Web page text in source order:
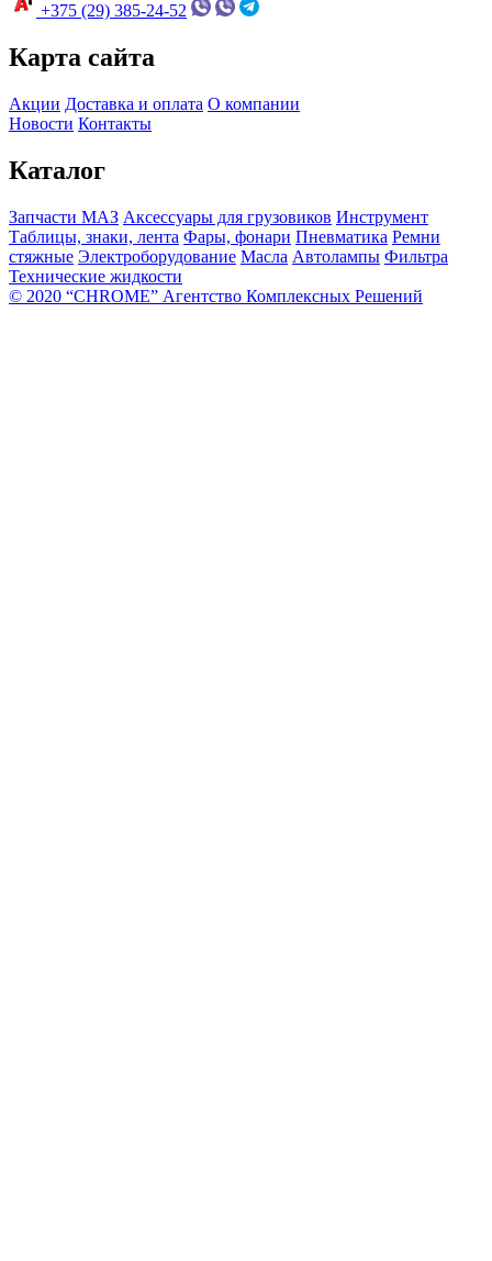
+375 (29) 385-24-52
Карта сайта
Акции Доставка и оплата О компании
Новости Контакты
Каталог
Запчасти МАЗ Аксессуары для грузовиков Инструмент
Таблицы, знаки, лента Фары, фонари Пневматика Ремни
стяжные Электроборудование Масла Автолампы Фильтра
Технические жидкости
© 2020 “CHROME” Агентство Комплексных Решений